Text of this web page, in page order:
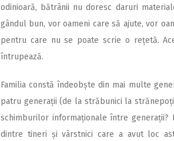
odinioară, bătrânii nu doresc daruri
gândul bun, vor oameni care să ajute, vor
pentru care nu se poate scrie o rețetă.
întrupează.
Familia constă îndeobște din mai multe
patru generații (de la străbunici la
schimburilor informaționale între
dintre tineri și vârstnici care a avut loc